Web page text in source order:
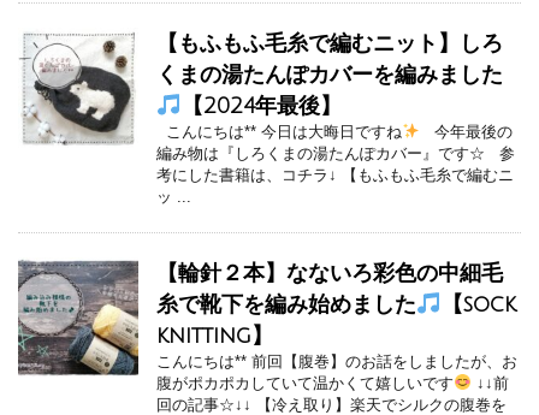
【もふもふ毛糸で編むニット】しろ
くまの湯たんぽカバーを編みました
【2024年最後】
こんにちは** 今日は大晦日ですね
今年最後の
編み物は『しろくまの湯たんぽカバー』です☆ 参
考にした書籍は、コチラ↓ 【もふもふ毛糸で編むニ
ッ ...
【輪針２本】なないろ彩色の中細毛
糸で靴下を編み始めました
【sock
knitting】
こんにちは** 前回【腹巻】のお話をしましたが、お
腹がポカポカしていて温かくて嬉しいです
↓↓前
回の記事☆↓↓ 【冷え取り】楽天でシルクの腹巻を